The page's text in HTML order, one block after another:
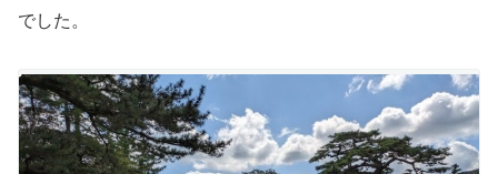
でした。